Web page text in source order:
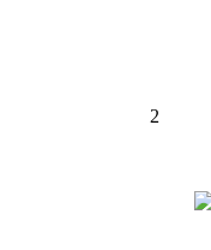
2